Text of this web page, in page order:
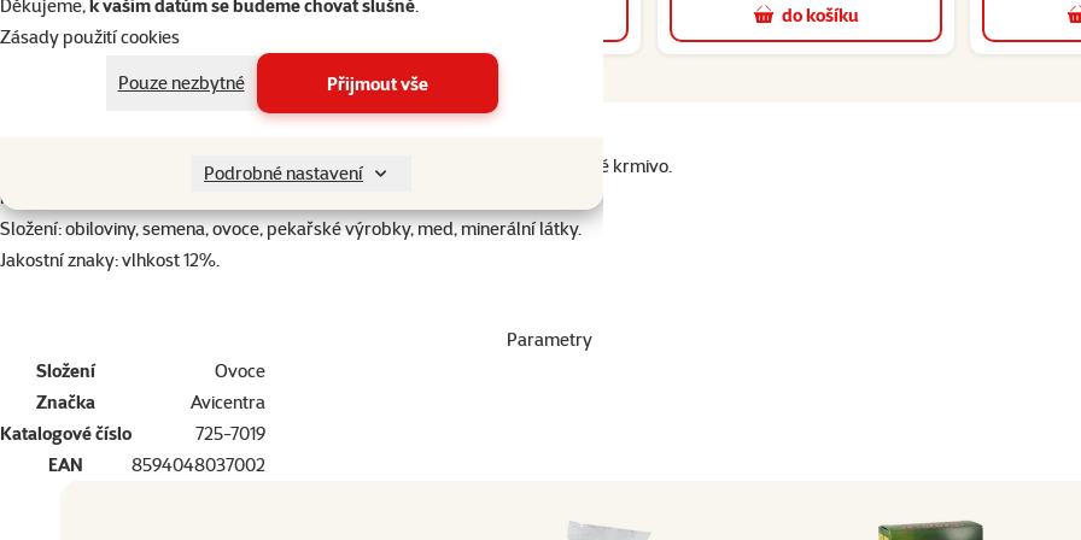
Děkujeme,k vašim datům se budeme chovat slušně.
Zásady použití cookies
Pouze nezbytné
Přijmout vše
Podrobné nastavení
Doplňky stravy do košíku
superzoo.product.detail.content
Tyčinky s ovocem pro křečky, myši, potkány a další malé hlodavce, doplňkové krmivo.
Krmný návod: do klece zavěste 1-2 tyčinky za týden.
Složení: obiloviny, semena, ovoce, pekařské výrobky, med, minerální látky.
Jakostní znaky: vlhkost 12%.
Parametry
Složení
Ovoce
Značka
Avicentra
Katalogové číslo
725-7019
EAN
8594048037002